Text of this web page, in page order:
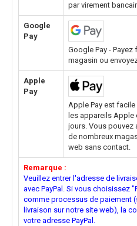
par virement
Google
Pay
Google Pay - Payez
magasin ou
Apple
Pay
Apple Pay est
les appareils
jours. Vous pouvez
de nombreux
web sans contact.
Remarque :
Veuillez entrer l'adresse de
avec PayPal. Si vous choisissez
comme processus de paiement
livraison sur notre site web), la
votre adresse PayPal.